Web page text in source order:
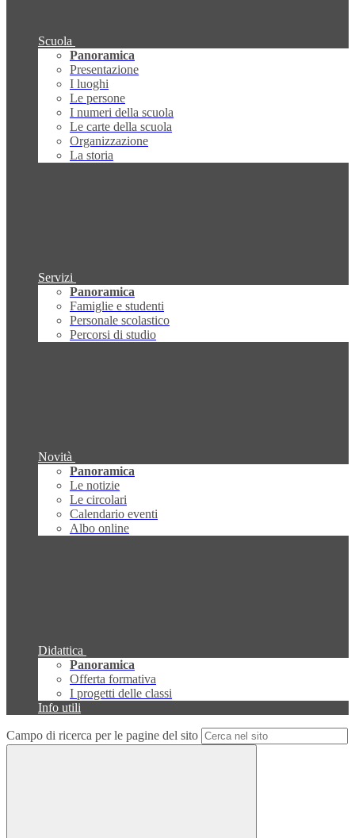
Scuola
Panoramica
Presentazione
I luoghi
Le persone
I numeri della scuola
Le carte della scuola
Organizzazione
La storia
Servizi
Panoramica
Famiglie e studenti
Personale scolastico
Percorsi di studio
Novità
Panoramica
Le notizie
Le circolari
Calendario eventi
Albo online
Didattica
Panoramica
Offerta formativa
I progetti delle classi
Info utili
Campo di ricerca per le pagine del sito